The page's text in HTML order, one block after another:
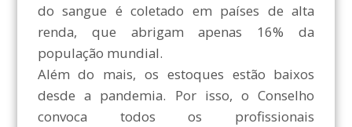
do sangue é coletado em países de alta
renda, que abrigam apenas 16% da
população mundial.
Além do mais, os estoques estão baixos
desde a pandemia. Por isso, o Conselho
convoca todos os profissionais